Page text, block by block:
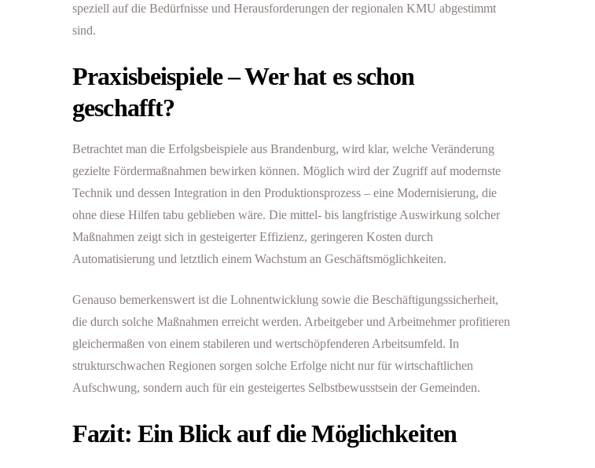
speziell auf die Bedürfnisse und Herausforderungen der regionalen KMU abgestimmt
sind.
Praxisbeispiele – Wer hat es schon
geschafft?
Betrachtet man die Erfolgsbeispiele aus Brandenburg, wird klar, welche Veränderung
gezielte Fördermaßnahmen bewirken können. Möglich wird der Zugriff auf modernste
Technik und dessen Integration in den Produktionsprozess – eine Modernisierung, die
ohne diese Hilfen tabu geblieben wäre. Die mittel- bis langfristige Auswirkung solcher
Maßnahmen zeigt sich in gesteigerter Effizienz, geringeren Kosten durch
Automatisierung und letztlich einem Wachstum an Geschäftsmöglichkeiten.
Genauso bemerkenswert ist die Lohnentwicklung sowie die Beschäftigungssicherheit,
die durch solche Maßnahmen erreicht werden. Arbeitgeber und Arbeitnehmer profitieren
gleichermaßen von einem stabileren und wertschöpfenderen Arbeitsumfeld. In
strukturschwachen Regionen sorgen solche Erfolge nicht nur für wirtschaftlichen
Aufschwung, sondern auch für ein gesteigertes Selbstbewusstsein der Gemeinden.
Fazit: Ein Blick auf die Möglichkeiten